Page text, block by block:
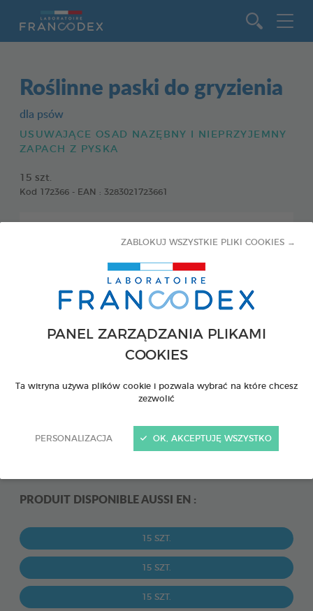
PANEL ZARZĄDZANIA PLIKAMI
COOKIES
Ta witryna używa plików cookie i pozwala wybrać na które chcesz
zezwolić
PERSONALIZACJA
ZABLOKUJ WSZYSTKIE PLIKI COOKIES →
OK, AKCEPTUJĘ WSZYSTKO
Roślinne paski do gryzienia
dla psów
USUWAJĄCE OSAD NAZĘBNY I NIEPRZYJEMNY
ZAPACH Z PYSKA
15 szt.
Kod 172366 - EAN : 3283021723661
PRODUIT DISPONIBLE AUSSI EN :
15 SZT.
15 SZT.
15 SZT.